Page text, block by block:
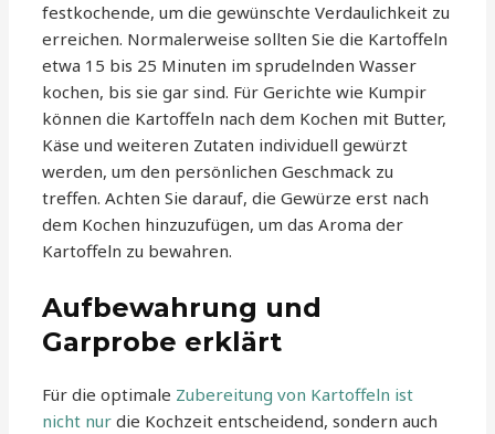
festkochende, um die gewünschte Verdaulichkeit zu
erreichen. Normalerweise sollten Sie die Kartoffeln
etwa 15 bis 25 Minuten im sprudelnden Wasser
kochen, bis sie gar sind. Für Gerichte wie Kumpir
können die Kartoffeln nach dem Kochen mit Butter,
Käse und weiteren Zutaten individuell gewürzt
werden, um den persönlichen Geschmack zu
treffen. Achten Sie darauf, die Gewürze erst nach
dem Kochen hinzuzufügen, um das Aroma der
Kartoffeln zu bewahren.
Aufbewahrung und
Garprobe erklärt
Für die optimale Zubereitung von Kartoffeln ist
nicht nur die Kochzeit entscheidend, sondern auch